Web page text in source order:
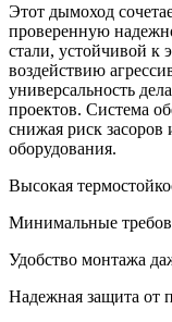
Этот дымоход
проверенную
стали, устойчивой к
воздействию
универсальность
проектов. Система
снижая риск
оборудования.
Высокая
Минимальные
Удобство монтажа
Надежная защита от